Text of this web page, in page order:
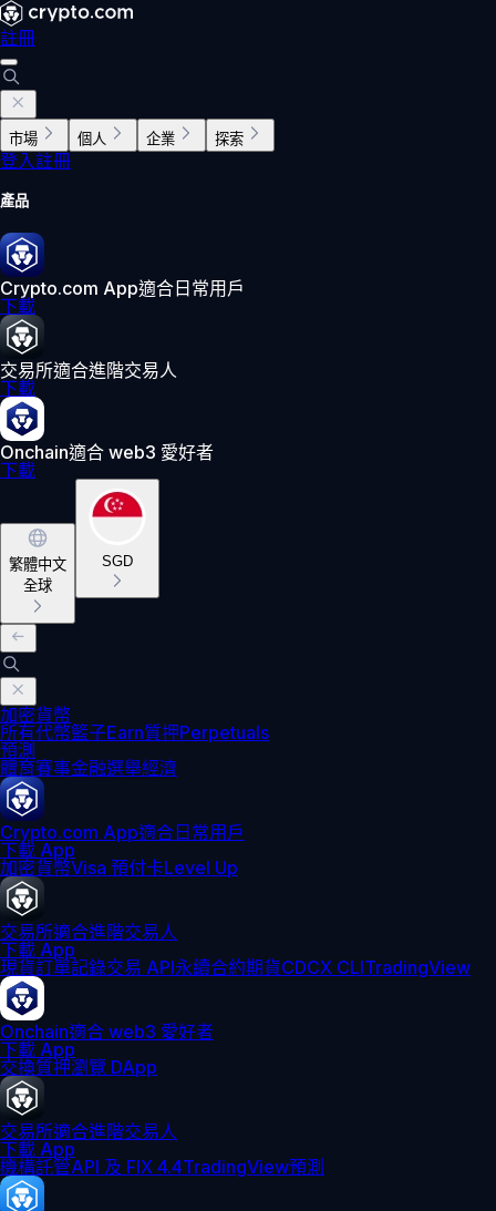
註冊
市場 個人 企業 探索
登入註冊
產品
Crypto.com App適合日常用戶
下載
交易所適合進階交易人
下載
Onchain適合 web3 愛好者
下載
繁體中文
全球
SGD
加密貨幣
所有代幣籃子Earn質押Perpetuals
預測
體育賽事金融選舉經濟
Crypto.com App適合日常用戶
下載 App
加密貨幣Visa 預付卡Level Up
交易所適合進階交易人
下載 App
現貨訂單記錄交易 API永續合約期貨CDCX CLITradingView
Onchain適合 web3 愛好者
下載 App
交換質押瀏覽 DApp
交易所適合進階交易人
下載 App
機構託管API 及 FIX 4.4TradingView預測